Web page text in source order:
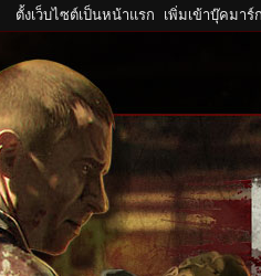
ตั้งเว็บไซต์เป็นหน้าแรก เพิ่มเข้าบุ๊คมาร์ก